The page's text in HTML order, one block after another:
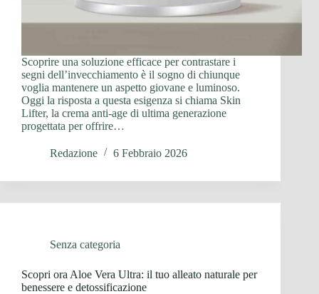
Scoprire una soluzione efficace per contrastare i
segni dell’invecchiamento è il sogno di chiunque
voglia mantenere un aspetto giovane e luminoso.
Oggi la risposta a questa esigenza si chiama Skin
Lifter, la crema anti-age di ultima generazione
progettata per offrire…
Redazione 6 Febbraio 2026
Senza categoria
Scopri ora Aloe Vera Ultra: il tuo alleato naturale per
benessere e detossificazione